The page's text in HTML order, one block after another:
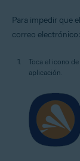
Para impedir que
correo electrónico:
Toca el icono de
aplicación.